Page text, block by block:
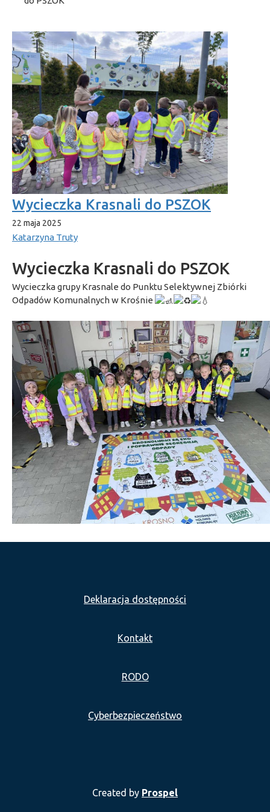
Wycieczka Krasnali do PSZOK
22 maja 2025
Katarzyna Truty
Wycieczka Krasnali do PSZOK
Wycieczka grupy Krasnale do Punktu Selektywnej Zbiórki
Odpadów Komunalnych w Krośnie
Deklaracja dostępności
Kontakt
RODO
Cyberbezpieczeństwo
Created by Prospel